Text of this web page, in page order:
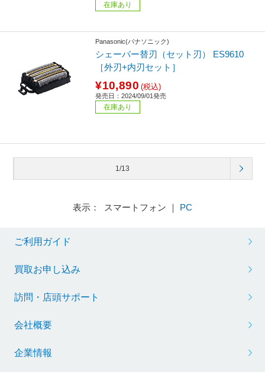
在庫あり
Panasonic(パナソニック)
シェーバー替刃（セット刃） ES9610
［外刃+内刃セット］
¥10,890 (税込)
発売日：2024/09/01発売
在庫あり
1/13
表示： スマートフォン ｜ PC
ご利用ガイド
買取お申し込み
訪問・店頭サポート
会社概要
企業情報